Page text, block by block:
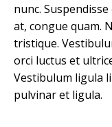
nunc.
at, congue quam.
tristique.
orci luctus et
Vestibulum ligula
pulvinar et ligula.